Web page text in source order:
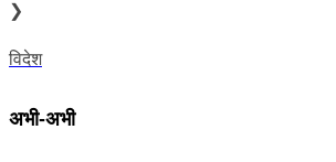
❯
विदेश
अभी-अभी